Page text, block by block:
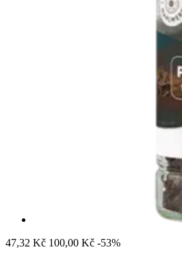
47,32 Kč 100,00 Kč -53%